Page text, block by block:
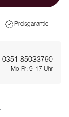
Preisgarantie
0351 85033790
Mo-Fr: 9-17 Uhr